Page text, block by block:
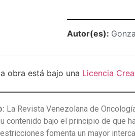
Autor(es):
obra está bajo una Licencia
La Revista Venezolana de
contenido bajo el principio de que
fomenta un mayor